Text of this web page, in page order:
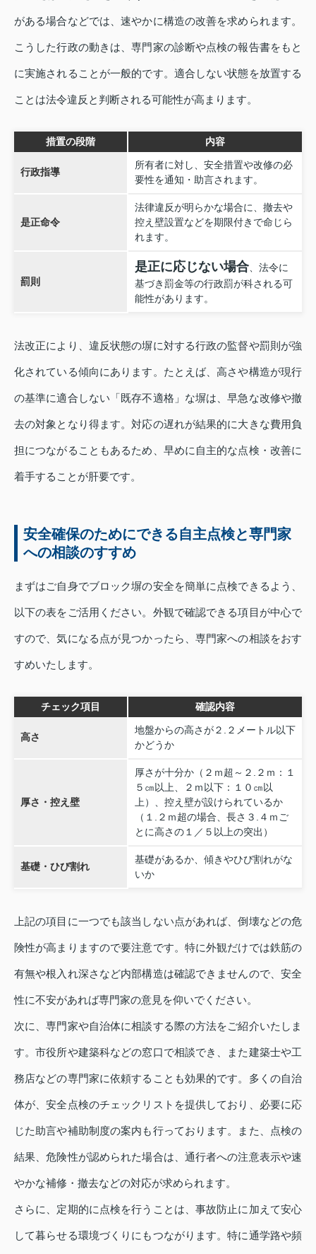
がある場合などでは、速やかに構造の改善を求められます。
こうした行政の動きは、専門家の診断や点検の報告書をもと
に実施されることが一般的です。適合しない状態を放置する
ことは法令違反と判断される可能性が高まります。
措置の段階 内容
行政指導
所有者に対し、安全措置や改修の必
要性を通知・助言されます。
是正命令
法律違反が明らかな場合に、撤去や
控え壁設置などを期限付きで命じら
れます。
罰則
是正に応じない場合、法令に
基づき罰金等の行政罰が科される可
能性があります。
法改正により、違反状態の塀に対する行政の監督や罰則が強
化されている傾向にあります。たとえば、高さや構造が現行
の基準に適合しない「既存不適格」な塀は、早急な改修や撤
去の対象となり得ます。対応の遅れが結果的に大きな費用負
担につながることもあるため、早めに自主的な点検・改善に
着手することが肝要です。
安全確保のためにできる自主点検と専門家
への相談のすすめ
まずはご自身でブロック塀の安全を簡単に点検できるよう、
以下の表をご活用ください。外観で確認できる項目が中心で
すので、気になる点が見つかったら、専門家への相談をおす
すめいたします。
チェック項目 確認内容
高さ
地盤からの高さが２.２メートル以下
かどうか
厚さ・控え壁
厚さが十分か（２ｍ超～２.２ｍ：１
５㎝以上、２ｍ以下：１０㎝以
上）、控え壁が設けられているか
（１.２ｍ超の場合、長さ３.４ｍご
とに高さの１／５以上の突出）
基礎・ひび割れ
基礎があるか、傾きやひび割れがな
いか
上記の項目に一つでも該当しない点があれば、倒壊などの危
険性が高まりますので要注意です。特に外観だけでは鉄筋の
有無や根入れ深さなど内部構造は確認できませんので、安全
性に不安があれば専門家の意見を仰いでください。
次に、専門家や自治体に相談する際の方法をご紹介いたしま
す。市役所や建築科などの窓口で相談でき、また建築士や工
務店などの専門家に依頼することも効果的です。多くの自治
体が、安全点検のチェックリストを提供しており、必要に応
じた助言や補助制度の案内も行っております。また、点検の
結果、危険性が認められた場合は、通行者への注意表示や速
やかな補修・撤去などの対応が求められます。
さらに、定期的に点検を行うことは、事故防止に加えて安心
して暮らせる環境づくりにもつながります。特に通学路や頻